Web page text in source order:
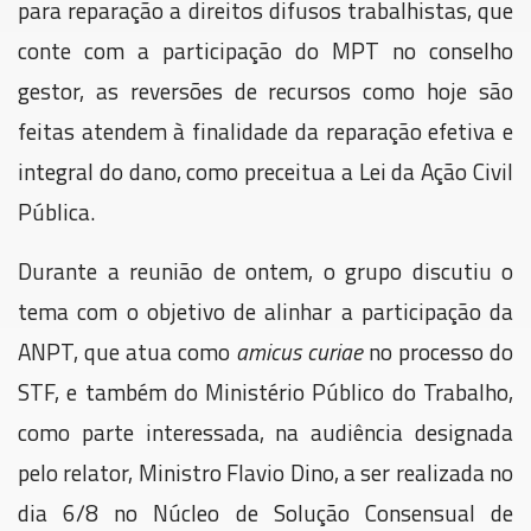
para reparação a direitos difusos trabalhistas, que
conte com a participação do MPT no conselho
gestor, as reversões de recursos como hoje são
feitas atendem à finalidade da reparação efetiva e
integral do dano, como preceitua a Lei da Ação Civil
Pública.
Durante a reunião de ontem, o grupo discutiu o
tema com o objetivo de alinhar a participação da
ANPT, que atua como amicus curiaeno processo do
STF, e também do Ministério Público do Trabalho,
como parte interessada, na audiência designada
pelo relator, Ministro Flavio Dino, a ser realizada no
dia 6/8 no Núcleo de Solução Consensual de